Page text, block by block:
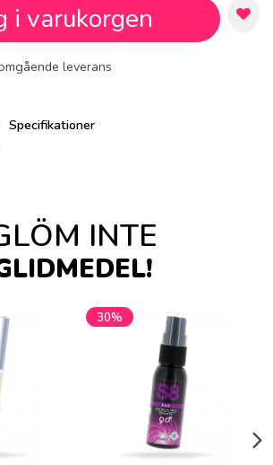
i varukorgen
leverans
Specifikationer
INTE
30%